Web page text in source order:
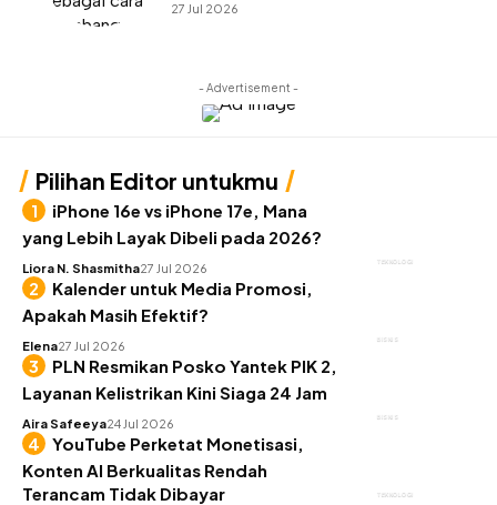
27 Jul 2026
- Advertisement -
Pilihan Editor untukmu
TEKNOLOGI
iPhone 16e vs iPhone 17e, Mana
yang Lebih Layak Dibeli pada 2026?
Liora N. Shasmitha27 Jul 2026
BISNIS
Kalender untuk Media Promosi,
Apakah Masih Efektif?
Elena27 Jul 2026
BISNIS
PLN Resmikan Posko Yantek PIK 2,
Layanan Kelistrikan Kini Siaga 24 Jam
Aira Safeeya24 Jul 2026
TEKNOLOGI
YouTube Perketat Monetisasi,
Konten AI Berkualitas Rendah
Terancam Tidak Dibayar